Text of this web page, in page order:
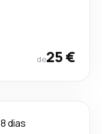
de25 €
8 dias